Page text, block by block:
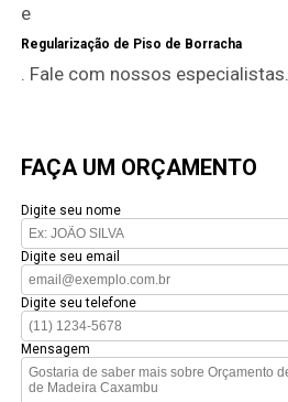
e
Regularização de Piso de Borracha
. Fale com nossos especialistas.
FAÇA UM ORÇAMENTO
Digite seu nome
Digite seu email
Digite seu telefone
Mensagem